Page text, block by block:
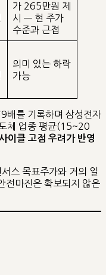
가 265만원 제
시 — 현 주가
수준과 근접
의미 있는 하락
가능
배를 기록하며 삼성전자
체 업종 평균(15~20
이클 고점 우려가 반영
스 목표주가와 거의 일
전마진은 확보되지 않은